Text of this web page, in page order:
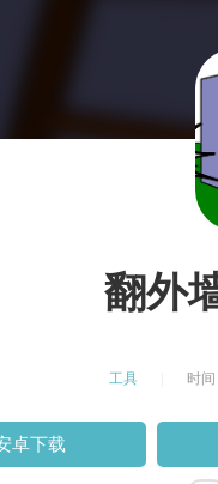
翻外
工具 时
卓下载